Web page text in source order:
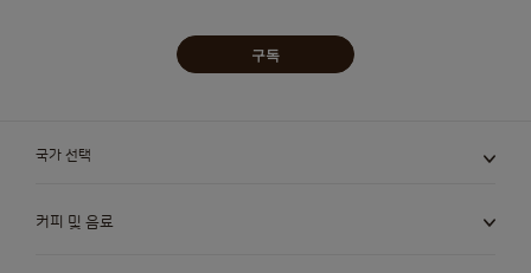
구독
국가 선택
커피 및 음료